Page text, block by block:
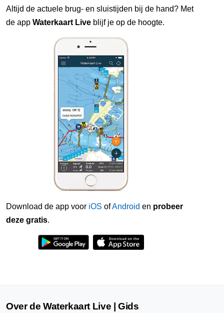
Altijd de actuele brug- en sluistijden bij de hand? Met
de app Waterkaart Live blijf je op de hoogte.
Download de app voor iOS ofAndroid en probeer
deze gratis.
Over de Waterkaart Live | Gids